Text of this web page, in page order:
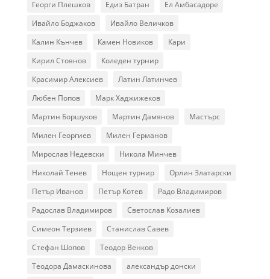
Георги Плешков
Едиз Батран
Ел Амбасадоре
Ивайло Боджаков
Ивайло Величков
Калин Кънчев
Камен Новиков
Кари
Кирил Стоянов
Коледен турнир
Красимир Алексиев
Латин Латинчев
Любен Попов
Марк Хаджижеков
Мартин Боршуков
Мартин Дамянов
Мастърс
Милен Георгиев
Милен Германов
Мирослав Недевски
Никола Минчев
Николай Тенев
Нощен турнир
Орлин Златарски
Петър Иванов
Петър Котев
Радо Владимиров
Радослав Владимиров
Светослав Козалиев
Симеон Терзиев
Станислав Савев
Стефан Шопов
Теодор Венков
Теодора Дамаскинова
александър донски